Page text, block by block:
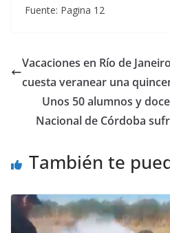
Fuente: Pagina 12
Vacaciones en Río de
cuesta veranear una
Unos 50 alumnos y
Nacional de Córdoba
También te